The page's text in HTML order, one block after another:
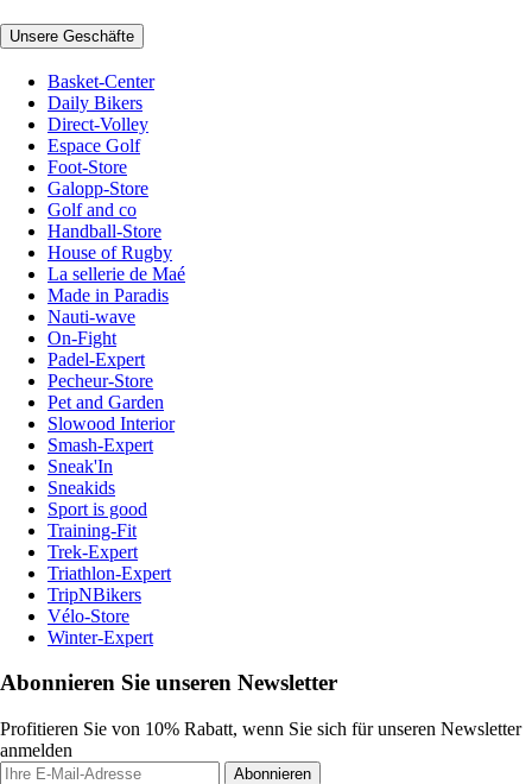
Unsere Geschäfte
Basket-Center
Daily Bikers
Direct-Volley
Espace Golf
Foot-Store
Galopp-Store
Golf and co
Handball-Store
House of Rugby
La sellerie de Maé
Made in Paradis
Nauti-wave
On-Fight
Padel-Expert
Pecheur-Store
Pet and Garden
Slowood Interior
Smash-Expert
Sneak'In
Sneakids
Sport is good
Training-Fit
Trek-Expert
Triathlon-Expert
TripNBikers
Vélo-Store
Winter-Expert
Abonnieren Sie unseren Newsletter
Profitieren Sie von 10% Rabatt, wenn Sie sich für unseren Newsletter
anmelden
Abonnieren